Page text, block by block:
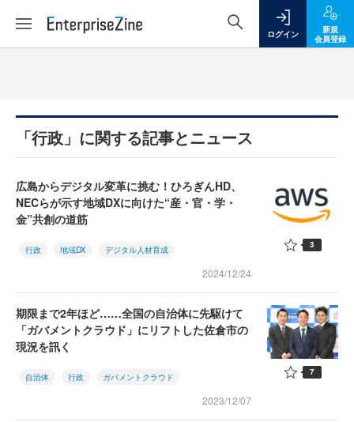
ログイン
新規
会員登録
「行政」に関する記事とニュース
広島からデジタル変革に挑む！ひろぎんHD、
NECらが示す地域DXに向けた“産・官・学・
金”共創の道筋
行政 地域DX デジタル人材育成
2024/12/24
3
期限まで2年ほど……全国の自治体に先駆けて
「ガバメントクラウド」にリフトした佐倉市の
現況を訊く
自治体 行政 ガバメントクラウド
2023/12/07
7